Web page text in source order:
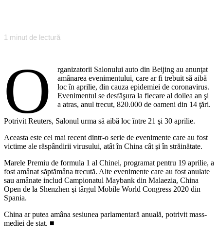
1 minut de lectură
O
rganizatorii Salonului auto din Beijing au anunţat
amânarea evenimentului, care ar fi trebuit să aibă
loc în aprilie, din cauza epidemiei de coronavirus.
Evenimentul se desfăşura la fiecare al doilea an şi
a atras, anul trecut, 820.000 de oameni din 14 ţări.
Potrivit Reuters, Salonul urma să aibă loc între 21 şi 30 aprilie.
Aceasta este cel mai recent dintr-o serie de evenimente care au fost
victime ale răspândirii virusului, atât în ​​China cât şi în străinătate.
Marele Premiu de formula 1 al Chinei, programat pentru 19 aprilie, a
fost amânat săptămâna trecută. Alte evenimente care au fost anulate
sau amânate includ Campionatul Maybank din Malaezia, China
Open de la Shenzhen şi târgul Mobile World Congress 2020 din
Spania.
China ar putea amâna sesiunea parlamentară anuală, potrivit mass-
mediei de stat. ■